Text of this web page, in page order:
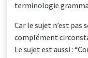
terminologie
Car le sujet n’est pas
complément
Le sujet est aussi :